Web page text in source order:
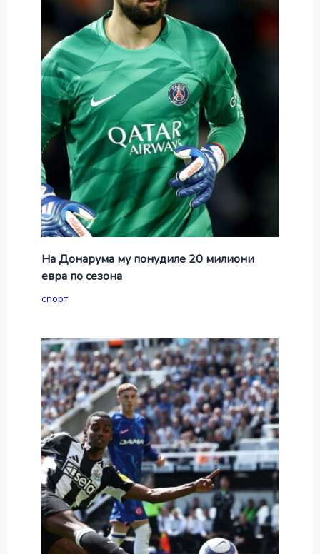
На Донарума му понудиле 20 милиони
евра по сезона
спорт